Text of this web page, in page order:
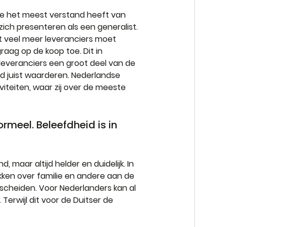
het meest verstand heeft van
presenteren als een generalist.
meer leveranciers moet
op de koop toe. Dit in
een groot deel van de
juist waarderen. Nederlandse
waar zij over de meeste
Beleefdheid is in
maar altijd helder en duidelijk. In
over familie en andere aan de
Voor Nederlanders kan al
dit voor de Duitser de